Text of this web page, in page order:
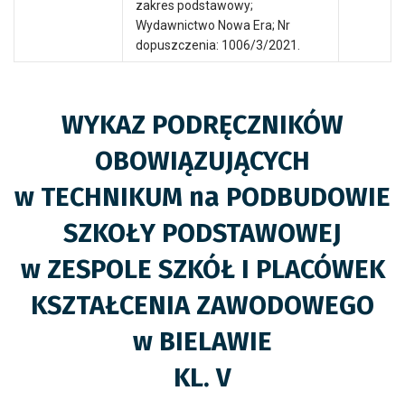
zakres podstawowy;
Wydawnictwo Nowa Era; Nr
dopuszczenia: 1006/3/2021.
WYKAZ PODRĘCZNIKÓW
OBOWIĄZUJĄCYCH
w TECHNIKUM na PODBUDOWIE
SZKOŁY PODSTAWOWEJ
w ZESPOLE SZKÓŁ I PLACÓWEK
KSZTAŁCENIA ZAWODOWEGO
w BIELAWIE
KL.V